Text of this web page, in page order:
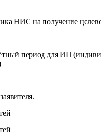
НИС на получение
период для ИП